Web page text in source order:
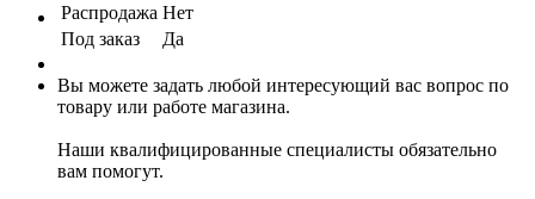
Распродажа Нет
Под заказ
Да
Вы можете задать любой интересующий вас вопрос по
товару или работе магазина.
Наши квалифицированные специалисты обязательно
вам помогут.